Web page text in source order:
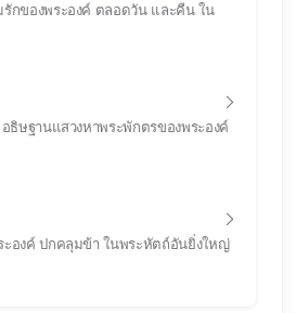
กของพระองค์ ตลอดวัน และคืน ใน
อธิษฐานแสวงหาพระพักตรของพระองค์
องค์ ปกคลุมข้า ในพระหัตถ์อันยิ่งใหญ่